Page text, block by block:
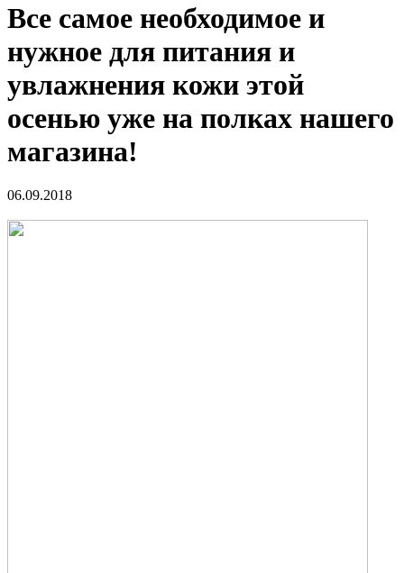
Все самое необходимое и
нужное для питания и
увлажнения кожи этой
осенью уже на полках нашего
магазина!
06.09.2018